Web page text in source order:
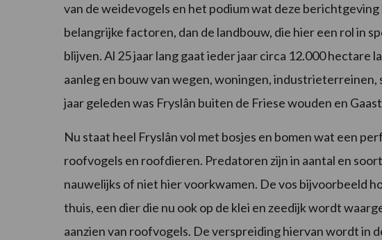
van de weidevogels en het podium wat deze
belangrijke factoren, dan de landbouw, die hier een rol in
blijven. Al 25 jaar lang gaat ieder jaar circa 12.000
aanleg en bouw van wegen, woningen, industrieterreinen,
jaar geleden was Fryslân buiten de Friese wouden en
Nu staat heel Fryslân vol met bosjes en bomen wat een
roofvogels en roofdieren. Predatoren zijn in aantal en
nauwelijks of niet hier voorkwamen. De vos bijvoorbeeld
thuis, een dier die nu ook op de klei en zeedijk wordt
aanzien van roofvogels. De verspreiding hiervan wordt in